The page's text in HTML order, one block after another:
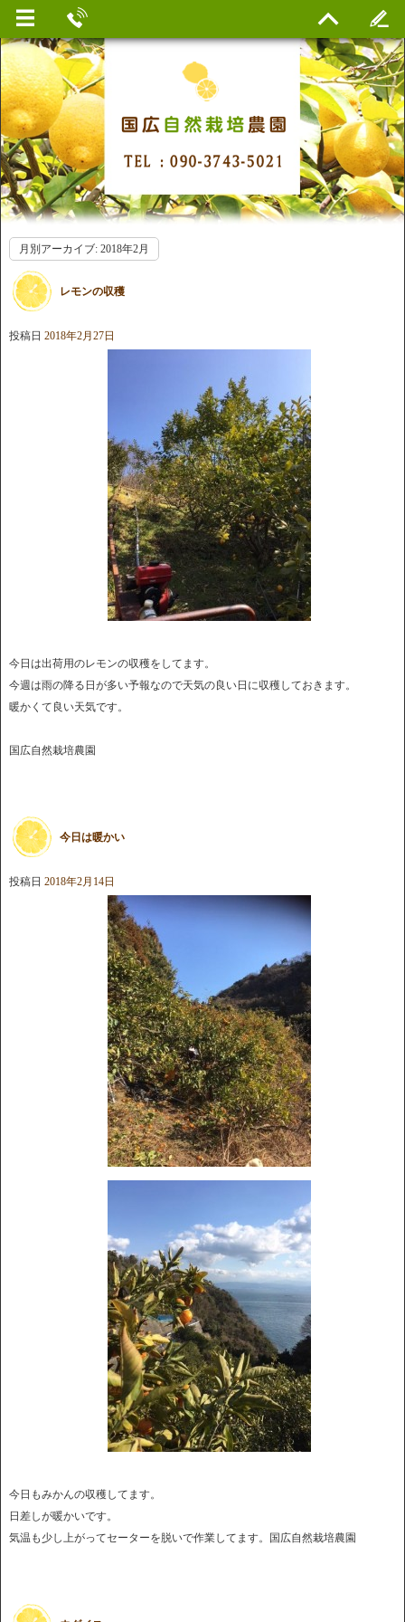
月別アーカイブ: 2018年2月
レモンの収穫
投稿日 2018年2月27日
今日は出荷用のレモンの収穫をしてます。
今週は雨の降る日が多い予報なので天気の良い日に収穫しておきます。
暖かくて良い天気です。
国広自然栽培農園
今日は暖かい
投稿日 2018年2月14日
今日もみかんの収穫してます。
日差しが暖かいです。
気温も少し上がってセーターを脱いで作業してます。国広自然栽培農園